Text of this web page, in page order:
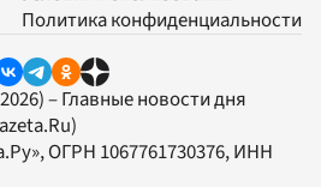
Политика конфиденциальности
– Главные новости дня
, ОГРН 1067761730376, ИНН